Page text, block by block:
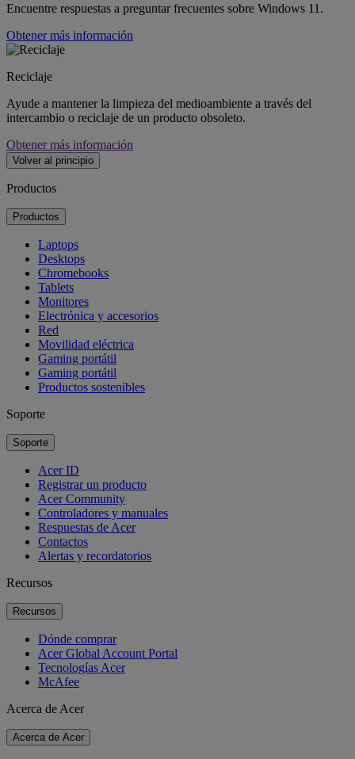
Encuentre respuestas a preguntar frecuentes sobre Windows 11.
Obtener más información
Reciclaje
Ayude a mantener la limpieza del medioambiente a través del
intercambio o reciclaje de un producto obsoleto.
Obtener más información
Volver al principio
Productos
Productos
Laptops
Desktops
Chromebooks
Tablets
Monitores
Electrónica y accesorios
Red
Movilidad eléctrica
Gaming portátil
Gaming portátil
Productos sostenibles
Soporte
Soporte
Acer ID
Registrar un producto
Acer Community
Controladores y manuales
Respuestas de Acer
Contactos
Alertas y recordatorios
Recursos
Recursos
Dónde comprar
Acer Global Account Portal
Tecnologías Acer
McAfee
Acerca de Acer
Acerca de Acer